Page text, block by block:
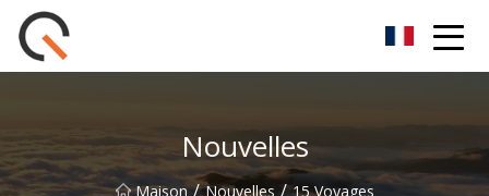
Nouvelles
Maison / Nouvelles / 15 Voyages